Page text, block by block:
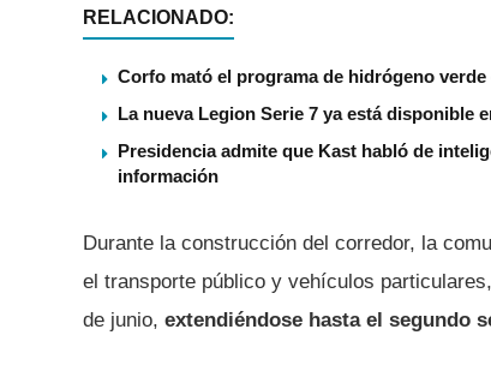
RELACIONADO:
Corfo mató el programa de hidrógeno
La nueva Legion Serie 7 ya está disponible
Presidencia admite que Kast habló de
información
Durante la construcción del corredor, la
el transporte público y vehículos
de junio, extendiéndose hasta el segundo